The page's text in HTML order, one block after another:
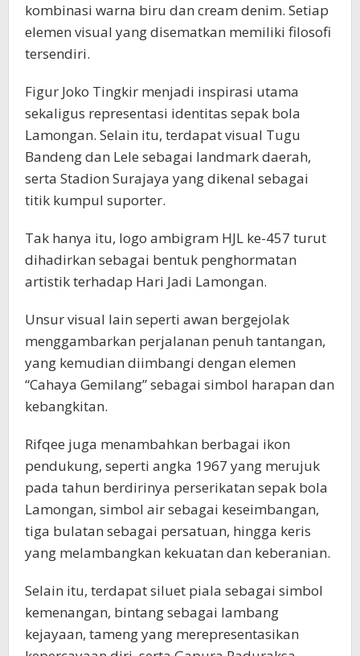
kombinasi warna biru dan cream denim. Setiap
elemen visual yang disematkan memiliki filosofi
tersendiri.
Figur Joko Tingkir menjadi inspirasi utama
sekaligus representasi identitas sepak bola
Lamongan. Selain itu, terdapat visual Tugu
Bandeng dan Lele sebagai landmark daerah,
serta Stadion Surajaya yang dikenal sebagai
titik kumpul suporter.
Tak hanya itu, logo ambigram HJL ke-457 turut
dihadirkan sebagai bentuk penghormatan
artistik terhadap Hari Jadi Lamongan.
Unsur visual lain seperti awan bergejolak
menggambarkan perjalanan penuh tantangan,
yang kemudian diimbangi dengan elemen
“Cahaya Gemilang” sebagai simbol harapan dan
kebangkitan.
Rifqee juga menambahkan berbagai ikon
pendukung, seperti angka 1967 yang merujuk
pada tahun berdirinya perserikatan sepak bola
Lamongan, simbol air sebagai keseimbangan,
tiga bulatan sebagai persatuan, hingga keris
yang melambangkan kekuatan dan keberanian.
Selain itu, terdapat siluet piala sebagai simbol
kemenangan, bintang sebagai lambang
kejayaan, tameng yang merepresentasikan